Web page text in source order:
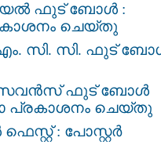
ഫുട് ബോൾ :
ചെയ്തു
സി. സി. ഫുട്
സെവൻസ് ഫുട് ബോള്‍
പ്രകാശനം ചെയ്തു
: പോസ്റ്റർ